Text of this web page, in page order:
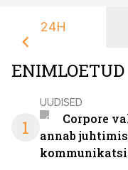
24H
ENIMLOETUD
1
UUDISED
Corpore
annab